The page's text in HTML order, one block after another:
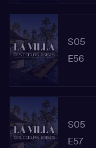
S05
E56
S05
E57